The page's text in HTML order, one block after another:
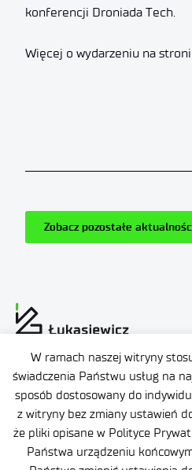
W ramach naszej witryny
świadczenia Państwu usług na
sposób dostosowany do
z witryny bez zmiany ustawień
że pliki opisane w Polityce
Państwa urządzeniu
konferencji Droniada Tech.
Więcej o wydarzeniu na
Zobacz pozostałe
Dane osobowe
Deklaracja dostępności
Polityka prywatności